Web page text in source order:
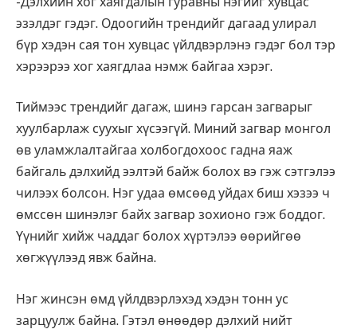
эзэлдэг гэдэг. Одоогийн трендийг дагаад улирал
бүр хэдэн сая тон хувцас үйлдвэрлэнэ гэдэг бол тэр
хэрээрээ хог хаягдлаа нэмж байгаа хэрэг.
Тиймээс трендийг дагаж, шинэ гарсан загварыг
хуулбарлаж суухыг хүсээгүй. Миний загвар монгол
өв уламжлалтайгаа холбогдохоос гадна яаж
байгаль дэлхийд ээлтэй байж болох вэ гэж сэтгэлээ
чилээх болсон. Нэг удаа өмсөөд уйдах биш хэзээ ч
өмссөн шинэлэг байх загвар зохионо гэж боддог.
Үүнийг хийж чаддаг болох хүртэлээ өөрийгөө
хөгжүүлээд явж байна.
Нэг жинсэн өмд үйлдвэрлэхэд хэдэн тонн ус
зарцуулж байна. Гэтэл өнөөдөр дэлхий нийт